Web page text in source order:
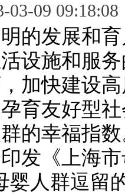
03-09
发展和育
设施和服
加快建设
育友好型
的幸福指
发《上海
婴人群逗留